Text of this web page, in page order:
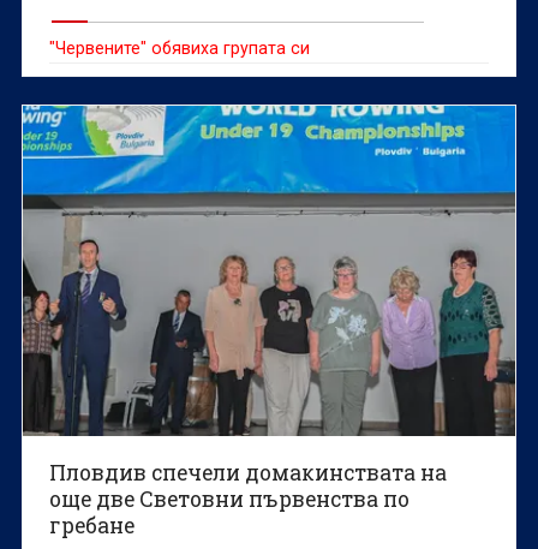
"Червените" обявиха групата си
Пловдив спечели домакинствата на
още две Световни първенства по
гребане